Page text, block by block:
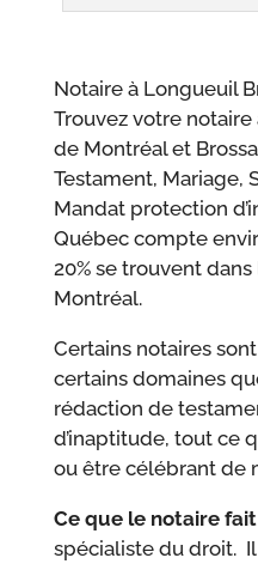
Notaire à Longueuil
Trouvez votre
de Montréal et
Testament, Mariage,
Mandat protection
Québec compte
20% se trouvent
Montréal.
Certains notaires
certains domaines
rédaction de
d’inaptitude, tout ce
ou être célébrant de
Ce que le notaire fait
spécialiste du droit.